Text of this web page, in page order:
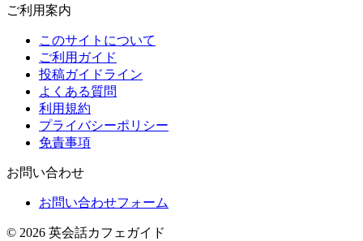
ご利用案内
このサイトについて
ご利用ガイド
投稿ガイドライン
よくある質問
利用規約
プライバシーポリシー
免責事項
お問い合わせ
お問い合わせフォーム
© 2026 英会話カフェガイド